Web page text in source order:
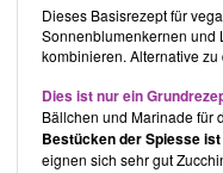
Vorratsschrankorganisation
Dieser ist unterteilt in
& Aufstriche, Dessertsund
wenige
muss oder das Gericht
extra angegeben. Zu vielen
alternativer Zubereitung
Dieses Basisrezept für
Sonnenblumenkernen und
kombinieren. Alternative
Dies ist nur ein
Bällchen und Marinade für
Bestücken der Spiesse
eignen sich sehr gut